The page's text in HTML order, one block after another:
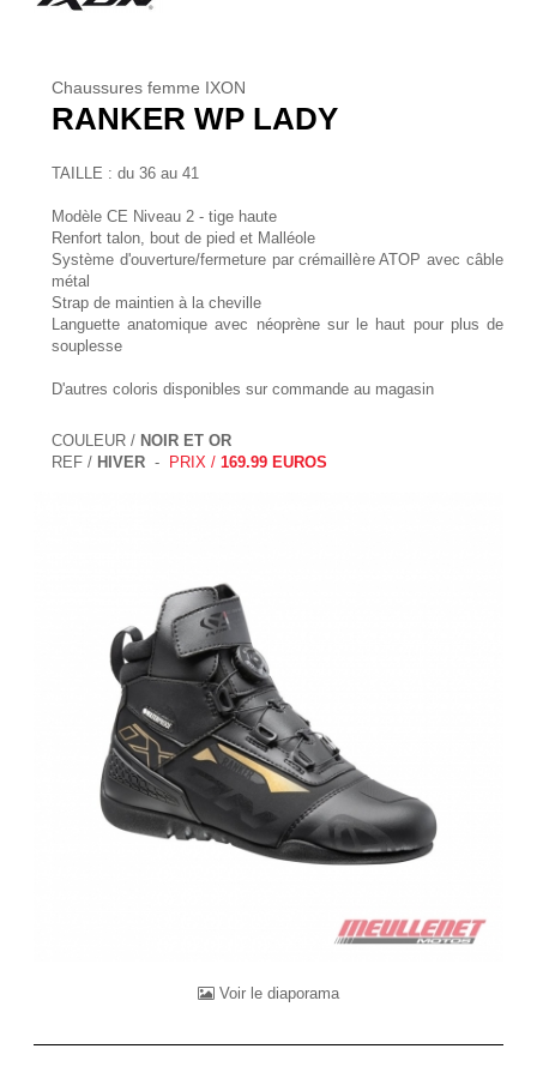
Chaussures femme IXON
RANKER WP LADY
TAILLE : du 36 au 41
Modèle CE Niveau 2 - tige haute
Renfort talon, bout de pied et Malléole
Système d'ouverture/fermeture par crémaillère ATOP avec câble
métal
Strap de maintien à la cheville
Languette anatomique avec néoprène sur le haut pour plus de
souplesse
D'autres coloris disponibles sur commande au magasin
COULEUR / NOIR ET OR
REF / HIVER - PRIX / 169.99 EUROS
Voir le diaporama